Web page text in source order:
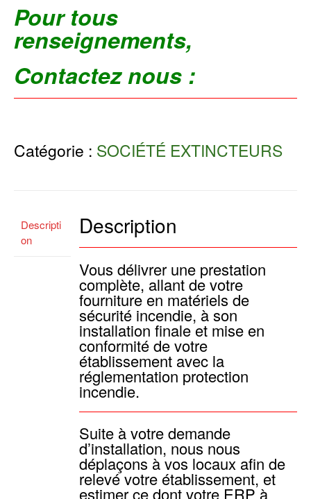
Pour tous
renseignements,
Contactez nous :
Catégorie : SOCIÉTÉ EXTINCTEURS
Descripti
on
Description
Vous délivrer une prestation
complète, allant de votre
fourniture en matériels de
sécurité incendie, à son
installation finale et mise en
conformité de votre
établissement avec la
réglementation protection
incendie.
Suite à votre demande
d’installation, nous nous
déplaçons à vos locaux afin de
relevé votre établissement, et
estimer ce dont votre ERP à